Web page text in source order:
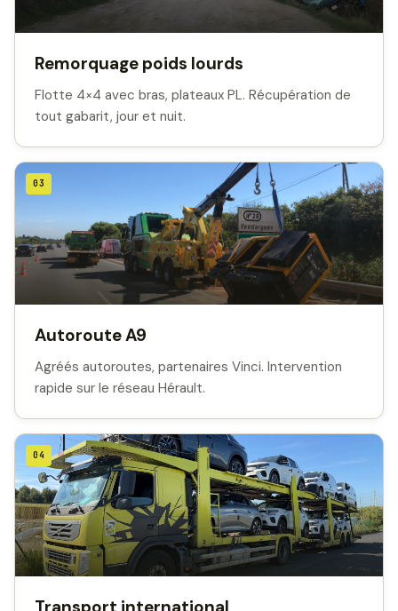
Remorquage poids lourds
Flotte 4×4 avec bras, plateaux PL. Récupération de
tout gabarit, jour et nuit.
03
Autoroute A9
Agréés autoroutes, partenaires Vinci. Intervention
rapide sur le réseau Hérault.
04